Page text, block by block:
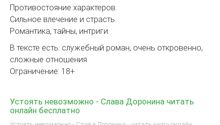
Противостояние характеров.
Сильное влечение и страсть.
Романтика, тайны, интриги.
В тексте есть: служебный роман, очень откровенно,
сложные отношения
Ограничение: 18+
Устоять невозможно - Слава Доронина читать
онлайн бесплатно